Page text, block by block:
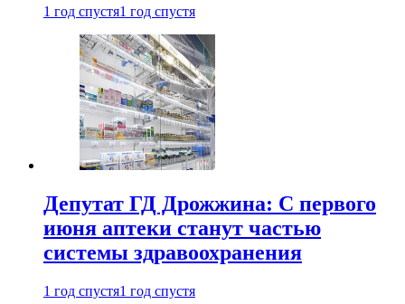
1 год спустя1 год спустя
Депутат ГД Дрожжина: С первого
июня аптеки станут частью
системы здравоохранения
1 год спустя1 год спустя